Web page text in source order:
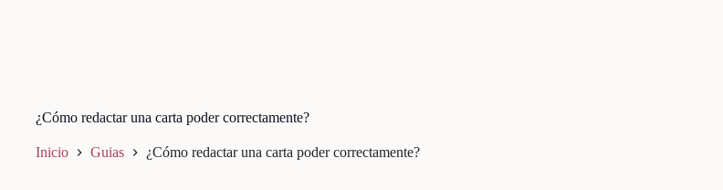
¿Cómo redactar una carta poder correctamente?
Inicio Guias ¿Cómo redactar una carta poder correctamente?